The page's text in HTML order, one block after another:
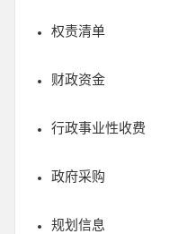
权责清单
财政资金
行政事业性收费
政府采购
规划信息